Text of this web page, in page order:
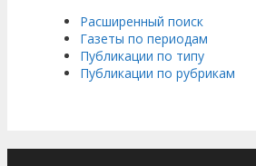
Расширенный поиск
Газеты по периодам
Публикации по типу
Публикации по рубрикам